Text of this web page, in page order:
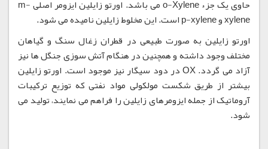
حاوی یک جزء o-Xylene می باشد. اورتو زایلین ایزومر اصلی m-
xylene و p-xylene است. این مخلوط زایلین نامیده می شود.
اورتو زایلین به صورت طبیعی در قطران زغال سنگ و گیاهان
مختلف وجود داشته و همچنین در هنگام آتش سوزی جنگل ها نیز
آزاد می گردد. OX در دود سیگار نیز موجود است. اورتو زایلین
بیشتر از طریق شکست مولکولی مواد نفتی که توزیع ترکیبات
آروماتیک از جمله ایزومرهای زایلین را فراهم می نمایند، تولید می
شود.